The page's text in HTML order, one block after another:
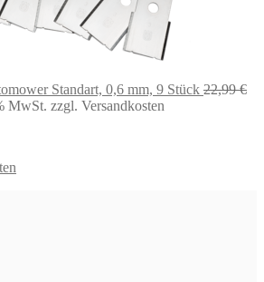
Standart, 0,6 mm, 9 Stück 22,99€
MwSt. zzgl. Versandkosten